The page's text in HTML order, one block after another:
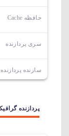
حافظه Cache
سری پردازنده
سازنده پردازنده
پردازنده